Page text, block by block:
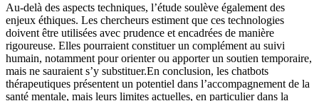
Au-delà des aspects techniques, l’étude soulève également des
enjeux éthiques. Les chercheurs estiment que ces technologies
doivent être utilisées avec prudence et encadrées de manière
rigoureuse. Elles pourraient constituer un complément au suivi
humain, notamment pour orienter ou apporter un soutien temporaire,
mais ne sauraient s’y substituer.En conclusion, les chatbots
thérapeutiques présentent un potentiel dans l’accompagnement de la
santé mentale, mais leurs limites actuelles, en particulier dans la